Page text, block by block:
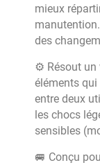
mieux
des
⚙️ Résout un
éléments qui
entre deux
les chocs
sensibles
🚐 Conçu